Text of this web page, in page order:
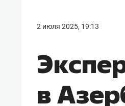
2 июля 2025, 19:13
в